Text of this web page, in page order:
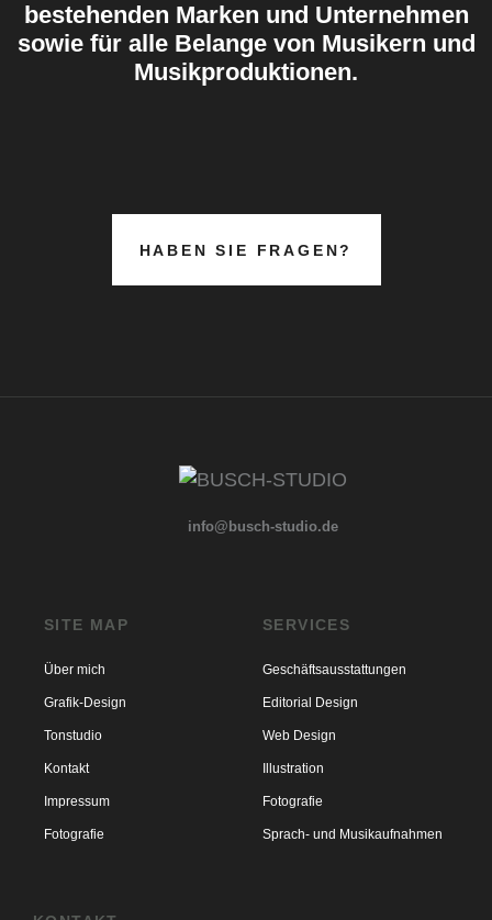
bestehenden Marken und Unternehmen
sowie für alle Belange von Musikern und
Musikproduktionen.
HABEN SIE FRAGEN?
info@busch-studio.de
SITE MAP
Über mich
Grafik-Design
Tonstudio
Kontakt
Impressum
Fotografie
SERVICES
Geschäftsausstattungen
Editorial Design
Web Design
Illustration
Fotografie
Sprach- und Musikaufnahmen